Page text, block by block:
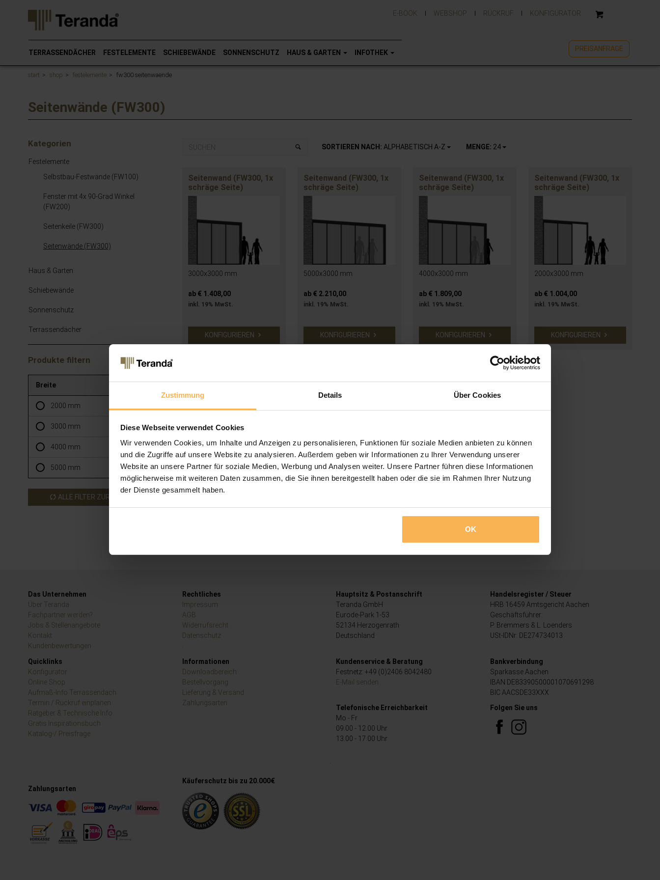
Zustimmung Details Über Cookies
Diese Webseite verwendet Cookies
Wir verwenden Cookies, um Inhalte und Anzeigen zu personalisieren, Funktionen für soziale Medien anbieten zu können
und die Zugriffe auf unsere Website zu analysieren. Außerdem geben wir Informationen zu Ihrer Verwendung unserer
Website an unsere Partner für soziale Medien, Werbung und Analysen weiter. Unsere Partner führen diese Informationen
möglicherweise mit weiteren Daten zusammen, die Sie ihnen bereitgestellt haben oder die sie im Rahmen Ihrer Nutzung
der Dienste gesammelt haben.
OK
Seite.
E-BOOK WEBSHOP RÜCKRUF KONFIGURATOR
TERRASSENDÄCHER FESTELEMENTE SCHIEBEWÄNDE SONNENSCHUTZ HAUS & GARTEN INFOTHEK PREISANFRAGE
start shop festelemente fw300 seitenwaende
Seitenwände (FW300)
Kategorien
Festelemente
Selbstbau-Festwände (FW100)
Fenster mit 4x 90-Grad Winkel
(FW200)
Seitenkeile (FW300)
Seitenwände (FW300)
Haus & Garten
Schiebewände
Sonnenschutz
Terrassendächer
Produkte filtern
Breite
2000 mm
3000 mm
4000 mm
5000 mm
ALLE FILTER ZURÜCKSETZEN
SORTIEREN NACH: ALPHABETISCH A-Z MENGE: 24
Seitenwand (FW300, 1x
schräge Seite)
3000x3000 mm
ab € 1.408,00
inkl. 19% MwSt.
KONFIGURIEREN
Seitenwand (FW300, 1x
schräge Seite)
5000x3000 mm
ab € 2.210,00
inkl. 19% MwSt.
KONFIGURIEREN
Seitenwand (FW300, 1x
schräge Seite)
4000x3000 mm
ab € 1.809,00
inkl. 19% MwSt.
KONFIGURIEREN
Seitenwand (FW300, 1x
schräge Seite)
2000x3000 mm
ab € 1.004,00
inkl. 19% MwSt.
KONFIGURIEREN
Das Unternehmen
Über Teranda
Fachpartner werden?
Jobs & Stellenangebote
Kontakt
Kundenbewertungen
Quicklinks
Konfigurator
Online Shop
Aufmaß-Info Terrassendach
Termin / Rückruf einplanen
Ratgeber & Technische Info
Gratis Inspirationsbuch
Katalog-/ Preisfrage
Rechtliches
Impressum
AGB
Widerrufsrecht
Datenschutz
Informationen
Downloadbereich
Bestellvorgang
Lieferung & Versand
Zahlungsarten
Hauptsitz & Postanschrift
Teranda GmbH
Eurode-Park 1-53
52134 Herzogenrath
Deutschland
Kundenservice & Beratung
Festnetz: +49 (0)2406 8042480
E-Mail senden
Telefonische Erreichbarkeit
Mo - Fr
09.00 - 12.00 Uhr
13.00 - 17.00 Uhr
Handelsregister / Steuer
HRB 16459 Amtsgericht Aachen
Geschäftsführer:
P. Bremmers & L. Loenders
USt-IDNr: DE274734013
Bankverbindung
Sparkasse Aachen
IBAN DE83390500001070691298
BIC AACSDE33XXX
Folgen Sie uns
Zahlungsarten
Käuferschutz bis zu 20.000€